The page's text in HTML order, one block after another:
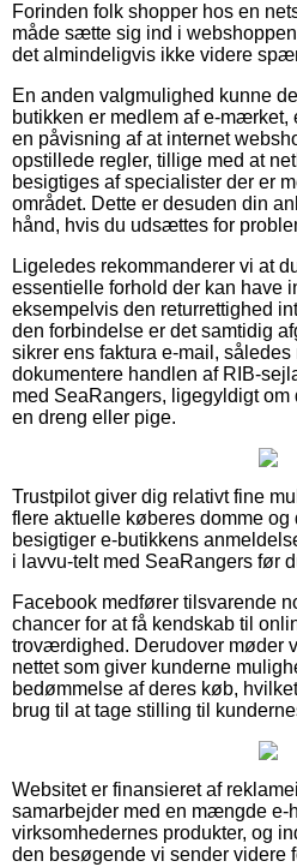
Forinden folk shopper hos en
måde sætte sig ind i
det almindeligvis ikke videre
En anden valgmulighed kunne
butikken er medlem af e-
en påvisning af at internet
opstillede regler, tillige med at
besigtiges af specialister der er
området. Dette er desuden din
hånd, hvis du udsættes for
Ligeledes rekommanderer vi at
essentielle forhold der kan have
eksempelvis den returrettighed
den forbindelse er det samtidig
sikrer ens faktura e-mail,
dokumentere handlen af RIB-
med SeaRangers, ligegyldigt om
en dreng eller pige.
Trustpilot giver dig relativt fine
flere aktuelle køberes domme og
besigtiger e-butikkens
i lavvu-telt med SeaRangers før
Facebook medfører tilsvarende
chancer for at få kendskab til
troværdighed. Derudover møder
nettet som giver kunderne
bedømmelse af deres køb,
brug til at tage stilling til
Websitet er finansieret af
samarbejder med en mængde e-
virksomhedernes produkter, og
den besøgende vi sender videre